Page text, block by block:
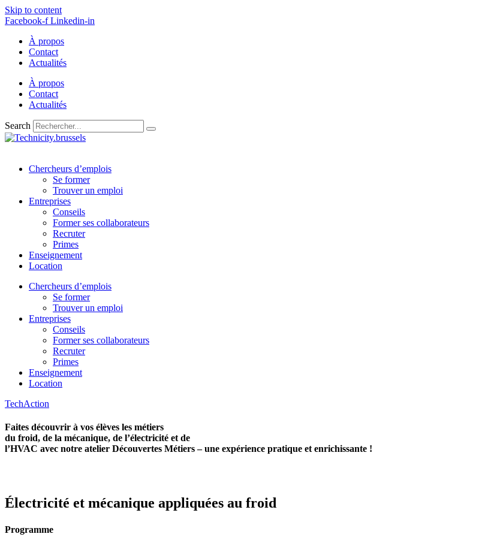
Skip to content
Facebook-f Linkedin-in
À propos
Contact
Actualités
À propos
Contact
Actualités
Search
Chercheurs d’emplois
Se former
Trouver un emploi
Entreprises
Conseils
Former ses collaborateurs
Recruter
Primes
Enseignement
Location
Chercheurs d’emplois
Se former
Trouver un emploi
Entreprises
Conseils
Former ses collaborateurs
Recruter
Primes
Enseignement
Location
TechAction
Faites découvrir à vos élèves les métiers
du froid, de la mécanique, de l’électricité et de
l’HVAC avec notre atelier Découvertes Métiers – une expérience pratique et enrichissante !
Électricité et mécanique appliquées au froid
Programme